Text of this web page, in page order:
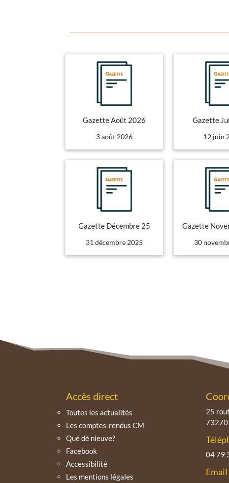
Gazette Août 2026
3 août 2026
Gazette
12 juin
Gazette Décembre 25
31 décembre 2025
Gazette
30
Accès direct
Toutes les actualités
Les comptes-rendus CM
Qué dè nieuve?
Facebook
Accessibilité
Les mentions légales
25
73270
04 79
Email